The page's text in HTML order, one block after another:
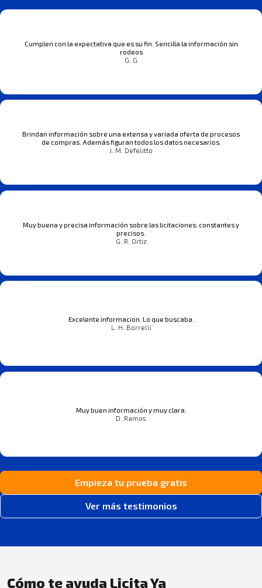
Cumplen con la expectativa que es su fin. Sencilla la información sin
rodeos
G. G
Brindan información sobre una extensa y variada oferta de procesos
de compras. Además figuran todos los datos necesarios.
J. M. Defelitto
Muy buena y precisa información sobre las licitaciones: constantes y
precisos.
G. R. Ortiz
Excelente informacion. Lo que buscaba.
L. H. Borrelli
Muy buen información y muy clara.
D. Ramos
Empieza tu prueba gratis
Ver más testimonios
Cómo te ayuda Licita Ya